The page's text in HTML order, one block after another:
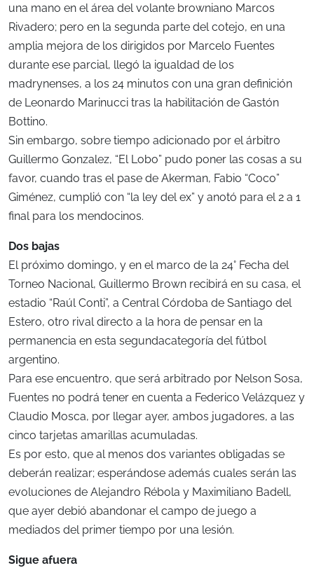
una mano en el área del volante browniano Marcos
Rivadero; pero en la segunda parte del cotejo, en una
amplia mejora de los dirigidos por Marcelo Fuentes
durante ese parcial, llegó la igualdad de los
madrynenses, a los 24 minutos con una gran definición
de Leonardo Marinucci tras la habilitación de Gastón
Bottino.
Sin embargo, sobre tiempo adicionado por el árbitro
Guillermo Gonzalez, “El Lobo” pudo poner las cosas a su
favor, cuando tras el pase de Akerman, Fabio “Coco”
Giménez, cumplió con “la ley del ex” y anotó para el 2 a 1
final para los mendocinos.
Dos bajas
El próximo domingo, y en el marco de la 24° Fecha del
Torneo Nacional, Guillermo Brown recibirá en su casa, el
estadio “Raúl Conti”, a Central Córdoba de Santiago del
Estero, otro rival directo a la hora de pensar en la
permanencia en esta segundacategoría del fútbol
argentino.
Para ese encuentro, que será arbitrado por Nelson Sosa,
Fuentes no podrá tener en cuenta a Federico Velázquez y
Claudio Mosca, por llegar ayer, ambos jugadores, a las
cinco tarjetas amarillas acumuladas.
Es por esto, que al menos dos variantes obligadas se
deberán realizar; esperándose además cuales serán las
evoluciones de Alejandro Rébola y Maximiliano Badell,
que ayer debió abandonar el campo de juego a
mediados del primer tiempo por una lesión.
Sigue afuera